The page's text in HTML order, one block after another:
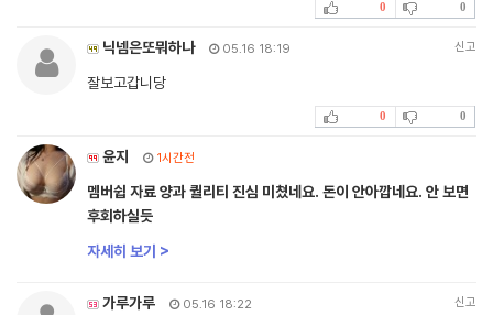
0 0
닉넴은또뭐하나 05.16 18:19 신고
잘보고갑니당
0 0
윤지 1시간전
멤버쉽 자료 양과 퀄리티 진심 미쳤네요. 돈이 안아깝네요. 안 보면
후회하실듯
자세히 보기 >
가루가루 05.16 18:22 신고